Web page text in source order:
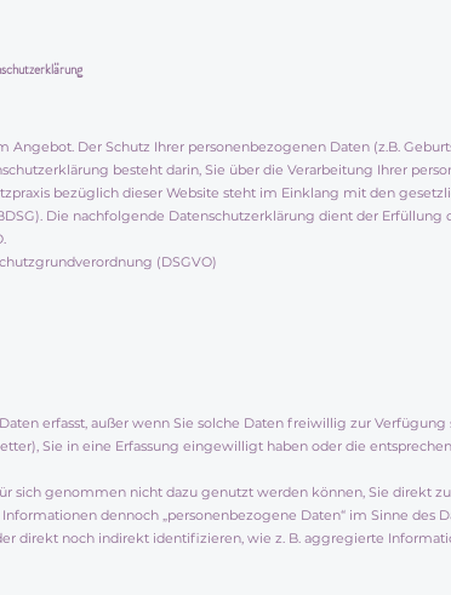
Der Schutz Ihrer personenbezogenen Daten (z.B.
besteht darin, Sie über die Verarbeitung Ihrer
bezüglich dieser Website steht im Einklang mit den
Die nachfolgende Datenschutzerklärung dient der Erfüllung
(DSGVO)
erfasst, außer wenn Sie solche Daten freiwillig zur Verfügung
Sie in eine Erfassung eingewilligt haben oder die
sich genommen nicht dazu genutzt werden können, Sie direkt
dennoch „personenbezogene Daten“ im Sinne des
direkt noch indirekt identifizieren, wie z. B. aggregierte